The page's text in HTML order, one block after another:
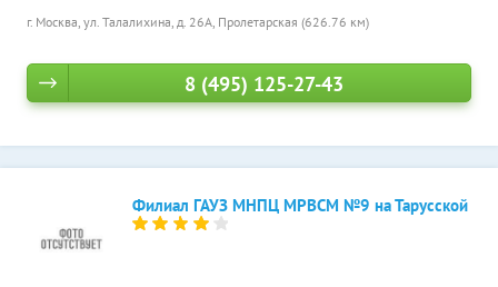
г. Москва, ул. Талалихина, д. 26А, Пролетарская (626.76 км)
8 (495) 125-27-43
Филиал ГАУЗ МНПЦ МРВСМ №9 на Тарусской